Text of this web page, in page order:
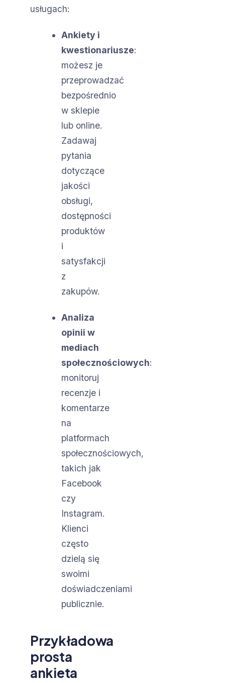
usługach:
Ankiety i
kwestionariusze:
możesz je
przeprowadzać
bezpośrednio
w sklepie
lub online.
Zadawaj
pytania
dotyczące
jakości
obsługi,
dostępności
produktów
i
satysfakcji
z
zakupów.
Analiza
opinii w
mediach
społecznościowych:
monitoruj
recenzje i
komentarze
na
platformach
społecznościowych,
takich jak
Facebook
czy
Instagram.
Klienci
często
dzielą się
swoimi
doświadczeniami
publicznie.
Przykładowa
prosta
ankieta